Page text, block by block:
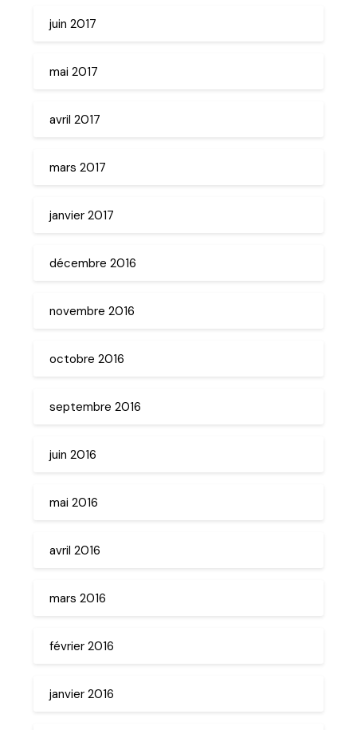
juin 2017
mai 2017
avril 2017
mars 2017
janvier 2017
décembre 2016
novembre 2016
octobre 2016
septembre 2016
juin 2016
mai 2016
avril 2016
mars 2016
février 2016
janvier 2016